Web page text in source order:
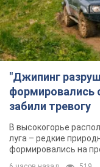
В высокогорье
луга – редкие
формировались на
6 часов назад 519
Жара в Украине
ожидаются
прогноз, когда
изменения
Совсем скоро жара
5.08.2026 14:59 5,9 т.